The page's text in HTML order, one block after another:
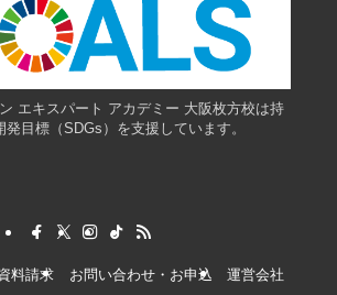
エキスパート アカデミー 大阪枚方校は持
発目標（SDGs）を支援しています。
料請求 お問い合わせ・お申込 運営会社